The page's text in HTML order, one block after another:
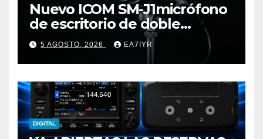
Nuevo ICOM SM-J1micrófono
de escritorio de doble
elemento premium
5 AGOSTO, 2026 EA7IYR
DIGITAL